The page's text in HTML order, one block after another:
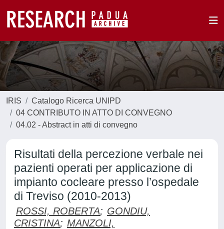
IRIS
Catalogo Ricerca UNIPD
04 CONTRIBUTO IN ATTO DI CONVEGNO
04.02 - Abstract in atti di convegno
Risultati della percezione verbale nei
pazienti operati per applicazione di
impianto cocleare presso l’ospedale
di Treviso (2010-2013)
ROSSI, ROBERTA; GONDIU,
CRISTINA; MANZOLI,